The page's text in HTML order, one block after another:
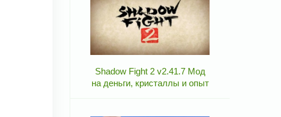
Shadow Fight 2 v2.41.7 Мод
на деньги, кристаллы и опыт